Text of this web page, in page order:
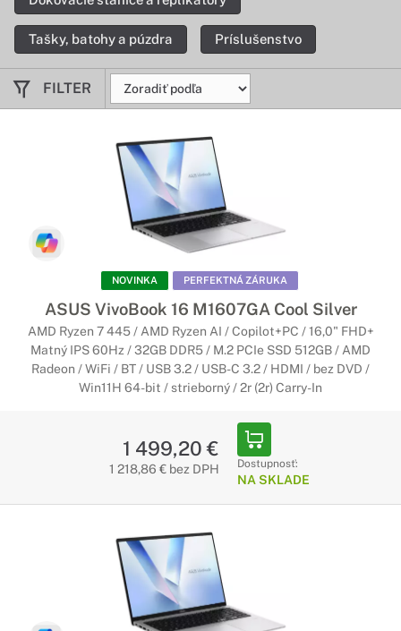
Tašky, batohy a púzdra Príslušenstvo
FILTER
NOVINKA PERFEKTNÁ ZÁRUKA
ASUS VivoBook 16 M1607GA Cool Silver
AMD Ryzen 7 445 / AMD Ryzen AI / Copilot+PC / 16,0" FHD+
Matný IPS 60Hz / 32GB DDR5 / M.2 PCIe SSD 512GB / AMD
Radeon / WiFi / BT / USB 3.2 / USB-C 3.2 / HDMI / bez DVD /
Win11H 64-bit / strieborný / 2r (2r) Carry-In
1 499,20 €
1 218,86 € bez DPH Dostupnosť:
NA SKLADE